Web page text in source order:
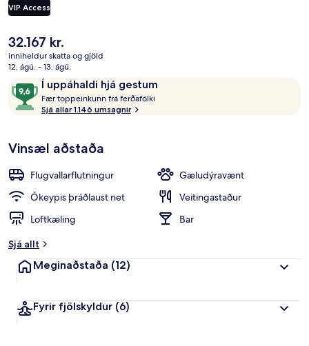
almenningssamgöngum: Spagna lestarstöðin er í 11 mínútna
göngufjarlægð og Venezia-sporvagnastoppistöðin í 11 mínútna.
VIP Access
Núverandi
verð
er
32.167 kr.
32.167 kr.
inniheldur skatta og gjöld
12. ágú. - 13. ágú.
UmsagnirÍ uppáhaldi hjá gestum
9,6
af
10,
uppáhaldi
hjá
gestum
Fær toppeinkunn frá ferðafólki
p
p
e
n
n
Sjá allar 1.146 umsagnir
Vinsæl aðstaða
Flugvallarflutningur
Gæludýravænt
Ókeypis þráðlaust net
Veitingastaður
Loftkæling
Bar
Sjá allt
Meginaðstaða (12)
Fyrir fjölskyldur (6)